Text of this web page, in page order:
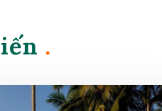
.